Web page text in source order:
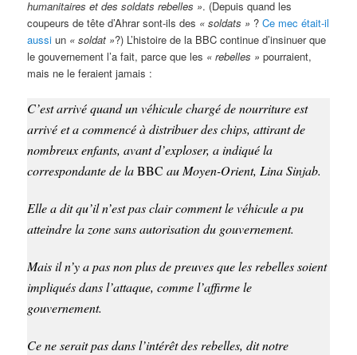
humanitaires et des soldats rebelles ». (Depuis quand les
coupeurs de tête d’Ahrar sont-ils des « soldats » ?Ce mec était-il
aussi un « soldat »?) L’histoire de la BBC continue d’insinuer que
le gouvernement l’a fait, parce que les « rebelles » pourraient,
mais ne le feraient jamais :
C’est arrivé quand un véhicule chargé de nourriture est
arrivé et a commencé à distribuer des chips, attirant de
nombreux enfants, avant d’exploser, a indiqué la
correspondante de laBBC au Moyen-Orient, Lina Sinjab.
Elle a dit qu’il n’est pas clair comment le véhicule a pu
atteindre la zone sans autorisation du gouvernement.
Mais il n’y a pas non plus de preuves que les rebelles soient
impliqués dans l’attaque, comme l’affirme le
gouvernement.
Ce ne serait pas dans l’intérêt des rebelles, dit notre